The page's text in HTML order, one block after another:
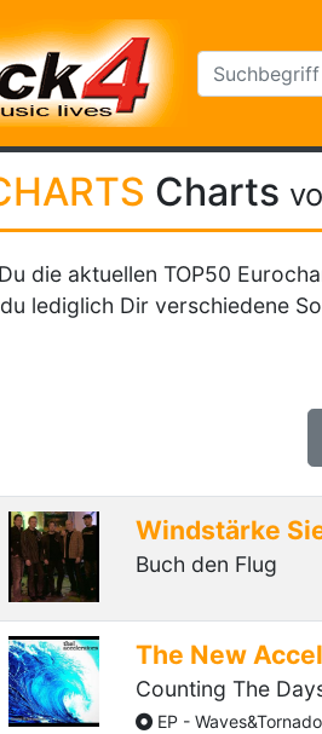
Charts
die aktuellen TOP50
lediglich Dir verschiedene
Windstärke
Buch den Flug
The New
Counting The
EP -